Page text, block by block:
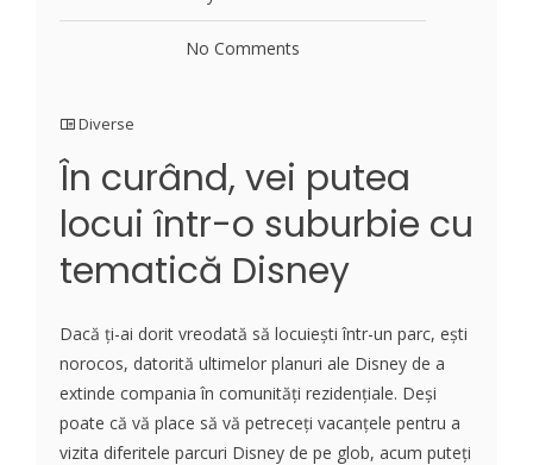
No Comments
Diverse
În curând, vei putea
locui într-o suburbie cu
tematică Disney
Dacă ți-ai dorit vreodată să locuiești într-un parc, ești
norocos, datorită ultimelor planuri ale Disney de a
extinde compania în comunități rezidențiale. Deși
poate că vă place să vă petreceți vacanțele pentru a
vizita diferitele parcuri Disney de pe glob, acum puteți